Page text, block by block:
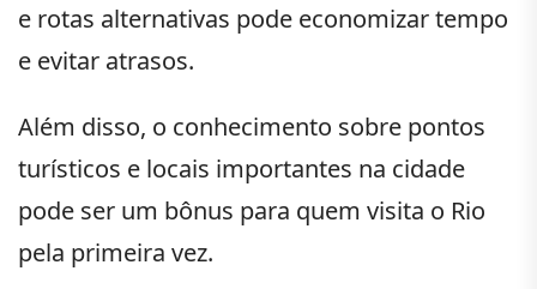
e rotas alternativas pode economizar tempo
e evitar atrasos.
Além disso, o conhecimento sobre pontos
turísticos e locais importantes na cidade
pode ser um bônus para quem visita o Rio
pela primeira vez.